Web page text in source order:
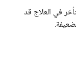
في العلاج قد